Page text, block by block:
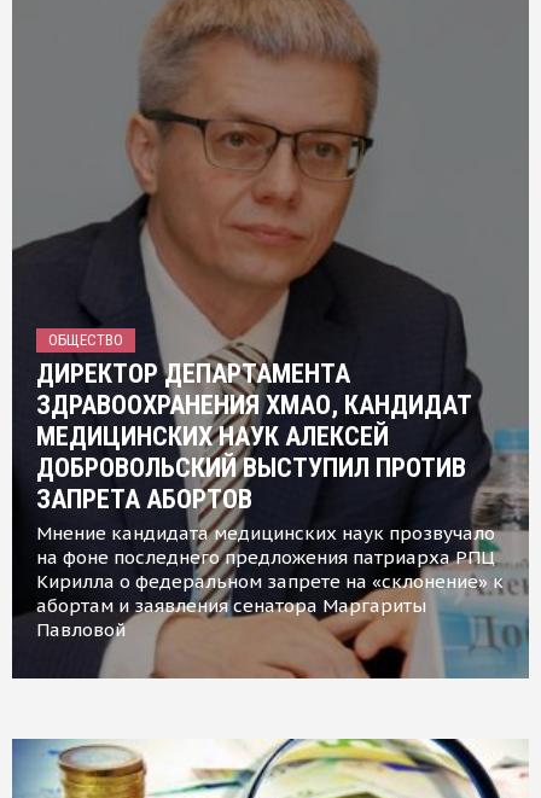
ОБЩЕСТВО
ДИРЕКТОР ДЕПАРТАМЕНТА
ЗДРАВООХРАНЕНИЯ ХМАО, КАНДИДАТ
МЕДИЦИНСКИХ НАУК АЛЕКСЕЙ
ДОБРОВОЛЬСКИЙ ВЫСТУПИЛ ПРОТИВ
ЗАПРЕТА АБОРТОВ
Мнение кандидата медицинских наук прозвучало
на фоне последнего предложения патриарха РПЦ
Кирилла о федеральном запрете на «склонение» к
абортам и заявления сенатора Маргариты
Павловой